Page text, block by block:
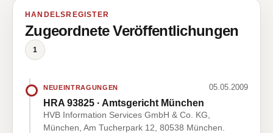
HANDELSREGISTER
Zugeordnete Veröffentlichungen
1
NEUEINTRAGUNGEN 05.05.2009
HRA 93825 · Amtsgericht München
HVB Information Services GmbH & Co. KG,
München, Am Tucherpark 12, 80538 München.